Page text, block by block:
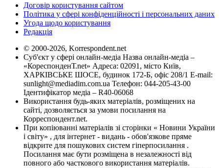
Договір користування сайтом
Політика у сфері конфіденційності і персональних даних
Угода щодо користування
Редакція
© 2000-2026, Korrespondent.net
Суб'єкт у сфері онлайн-медіа Назва онлайн-медіа –
«КореспонденТ.net» Адреса: 02091, місто Київ,
ХАРКІВСЬКЕ ШОСЕ, будинок 172-Б, офіс 208/1 E-mail:
sunlight@mediadim.com.ua Телефон: 044-205-43-00
Ідентифікатор медіа – R40-06068
Використання будь-яких матеріалів, розміщених на
сайті, дозволяється за умови посилання на
Корреспондент.net.
При копіюванні матеріалів зі сторінки « Новини України
і світу» , для інтернет - видань - обов'язкове пряме
відкрите для пошукових систем гіперпосилання .
Посилання має бути розміщена в незалежності від
повного або часткового використання матеріалів.